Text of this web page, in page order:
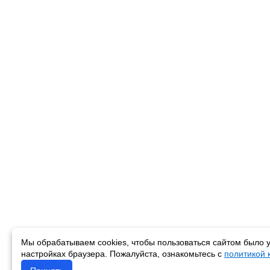
Мы обрабатываем cookies, чтобы пользоваться сайтом было
настройках браузера. Пожалуйста, ознакомьтесь с политикой